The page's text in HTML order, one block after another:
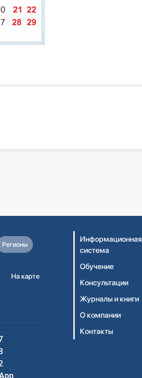
Регионы
На карте
Информационная
система
Обучение
Консультации
Журналы и книги
О компании
Контакты